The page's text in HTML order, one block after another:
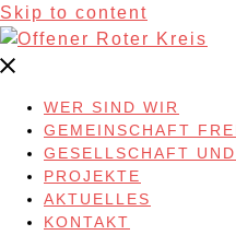
Skip to content
WER SIND WIR
GEMEINSCHAFT
GESELLSCHAFT
PROJEKTE
AKTUELLES
KONTAKT